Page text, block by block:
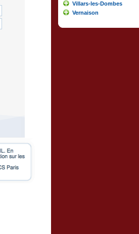
Villars-les-Dombes
Vernaison